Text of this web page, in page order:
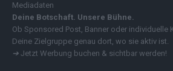
Mediadaten
Deine Botschaft. Unsere Bühne.
Ob Sponsored Post, Banner oder individuelle
Deine Zielgruppe genau dort, wo sie aktiv ist.
➔ Jetzt Werbung buchen & sichtbar werden!